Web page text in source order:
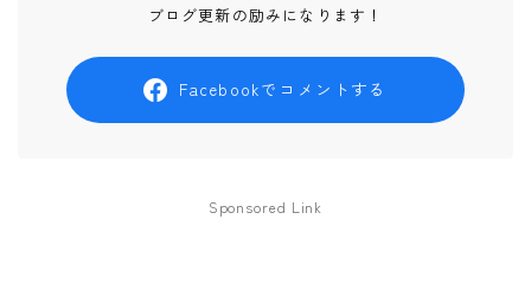
ブログ更新の励みになります！
Facebookでコメントする
Sponsored Link